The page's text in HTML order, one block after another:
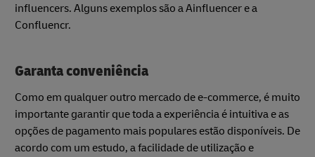
influencers. Alguns exemplos são a Ainfluencer e a
Confluencr.
Garanta conveniência
Como em qualquer outro mercado de e-commerce, é muito
importante garantir que toda a experiência é intuitiva e as
opções de pagamento mais populares estão disponíveis. De
acordo com um estudo, a facilidade de utilização e